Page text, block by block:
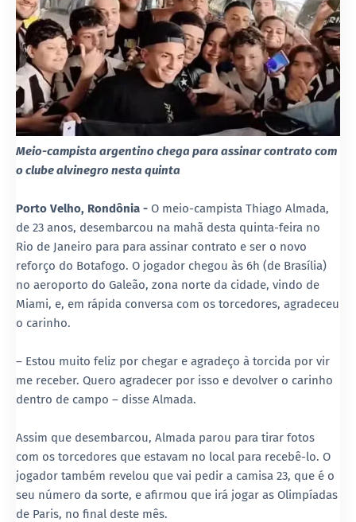
Meio-campista argentino chega para assinar contrato com
o clube alvinegro nesta quinta
Porto Velho, Rondônia - O meio-campista Thiago Almada,
de 23 anos, desembarcou na mahã desta quinta-feira no
Rio de Janeiro para para assinar contrato e ser o novo
reforço do Botafogo. O jogador chegou às 6h (de Brasília)
no aeroporto do Galeão, zona norte da cidade, vindo de
Miami, e, em rápida conversa com os torcedores, agradeceu
o carinho.
– Estou muito feliz por chegar e agradeço à torcida por vir
me receber. Quero agradecer por isso e devolver o carinho
dentro de campo – disse Almada.
Assim que desembarcou, Almada parou para tirar fotos
com os torcedores que estavam no local para recebê-lo. O
jogador também revelou que vai pedir a camisa 23, que é o
seu número da sorte, e afirmou que irá jogar as Olimpíadas
de Paris, no final deste mês.